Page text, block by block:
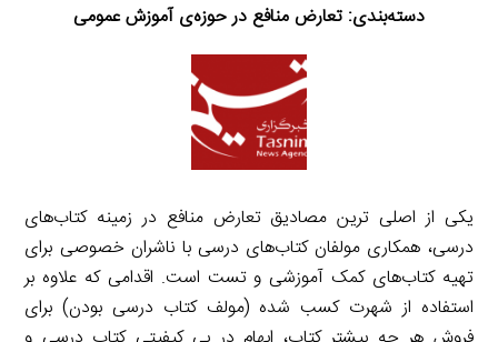
دسته‌بندی: تعارض منافع در حوزه‌ی آموزش عمومی
یکی از اصلی ترین مصادیق تعارض منافع در زمینه کتاب‌های
درسی، همکاری مولفان کتاب‌های درسی با ناشران خصوصی برای
تهیه کتاب‌های کمک آموزشی و تست است. اقدامی که علاوه بر
استفاده از شهرت کسب شده (مولف کتاب درسی بودن) برای